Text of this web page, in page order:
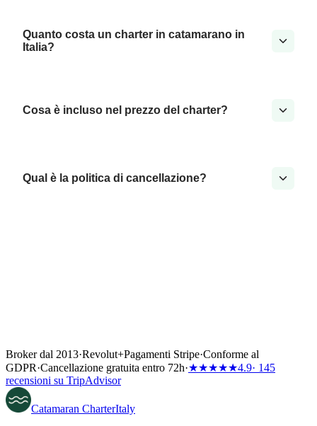
Quanto costa un charter in catamarano in
Italia?
Cosa è incluso nel prezzo del charter?
Qual è la politica di cancellazione?
Broker dal 2013·Revolut+Pagamenti Stripe·Conforme al
GDPR·Cancellazione gratuita entro 72h·★★★★★4.9· 145
recensioni su TripAdvisor
Catamaran CharterItaly